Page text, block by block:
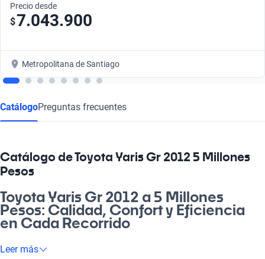
Precio desde
$7.043.900
Metropolitana de Santiago
CatálogoPreguntas frecuentes
Catálogo de Toyota Yaris Gr 2012 5 Millones
Pesos
Toyota Yaris Gr 2012 a 5 Millones
Pesos: Calidad, Confort y Eficiencia
en Cada Recorrido
¿Buscas un auto que te haga la vida más fácil? El Toyota Yaris
Leer más